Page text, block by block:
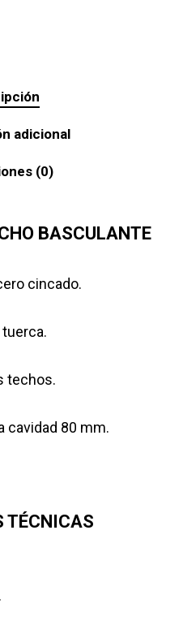
adicional
(0)
BASCULANTE
cincado.
techos.
cavidad 80 mm.
TÉCNICAS